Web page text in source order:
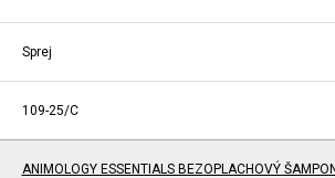
Sprej
109-25/C
ANIMOLOGY ESSENTIALS BEZOPLACHOVÝ